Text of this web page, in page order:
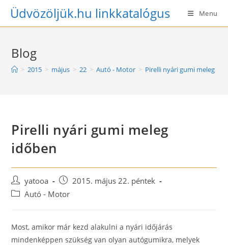
SkipÜdvözöljük.hu linkkatalógus Menu
Blog
> 2015 > május > 22 > Autó - Motor > Pirelli nyári gumi meleg
Pirelli nyári gumi meleg
időben
Post
author:
yatooa
Post
published:
2015. május 22. péntek
PostAutó - Motor
Most, amikor már kezd alakulni a nyári időjárás
mindenképpen szükség van olyan autógumikra, melyek